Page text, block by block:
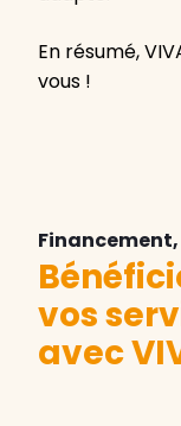
En résumé,
vous !
vos
avec